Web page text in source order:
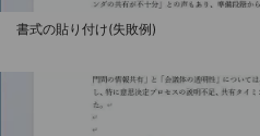
書式の貼り付け(失敗例)